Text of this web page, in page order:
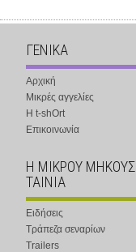
ΓΕΝΙΚΑ
Αρχική
Μικρές αγγελίες
Η t-shOrt
Επικοινωνία
Η ΜΙΚΡΟΥ ΜΗΚΟΥΣ
ΤΑΙΝΙΑ
Ειδήσεις
Τράπεζα σεναρίων
Trailers